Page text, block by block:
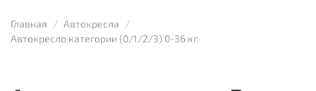
Главная
Автокресла
Автокресло категории (0/1/2/3) 0-36 кг